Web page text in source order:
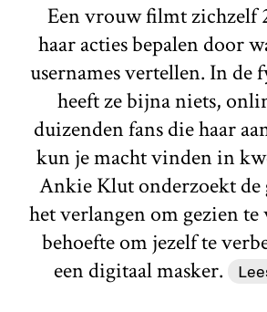
Een vrouw filmt zichzelf
haar acties bepalen door
usernames vertellen. In de
heeft ze bijna niets,
duizenden fans die haar
kun je macht vinden in
Ankie Klut onderzoekt de
het verlangen om gezien te
behoefte om jezelf te
een digitaal masker.